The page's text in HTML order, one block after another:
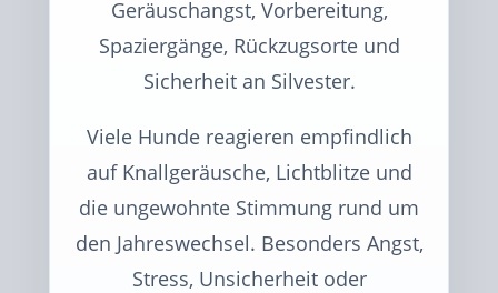
Geräuschangst, Vorbereitung,
Spaziergänge, Rückzugsorte und
Sicherheit an Silvester.
Viele Hunde reagieren empfindlich
auf Knallgeräusche, Lichtblitze und
die ungewohnte Stimmung rund um
den Jahreswechsel. Besonders Angst,
Stress, Unsicherheit oder